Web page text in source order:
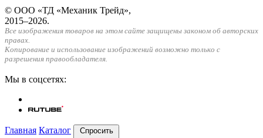
© ООО «ТД «Механик Трейд»,
2015–2026.
Все изображения товаров на этом сайте защищены законом об авторских
правах.
Копирование и использование изображений возможно только с
разрешения правообладателя.
Мы в соцсетях:
Главная Каталог Спросить